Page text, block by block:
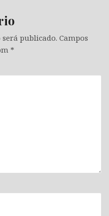
publicado. Campos
*